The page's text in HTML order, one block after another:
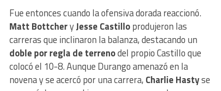
Fue entonces cuando la ofensiva dorada reaccionó.
Matt BottcheryJesse Castilloprodujeron las
carreras que inclinaron la balanza, destacando un
doble por regla de terrenodel propio Castillo que
colocó el 10-8. Aunque Durango amenazó en la
novena y se acercó por una carrera, Charlie Hastyse